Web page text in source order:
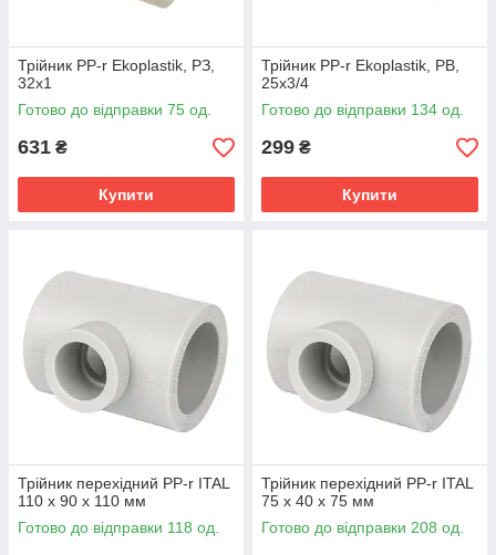
Трійник PP-r Ekoplastik, РЗ,
32х1
Готово до відправки 75 од.
631 ₴
Купити
Трійник PP-r Ekoplastik, РВ,
25х3/4
Готово до відправки 134 од.
299 ₴
Купити
Трійник перехідний PP-r ITAL
110 x 90 x 110 мм
Готово до відправки 118 од.
Трійник перехідний PP-r ITAL
75 x 40 x 75 мм
Готово до відправки 208 од.